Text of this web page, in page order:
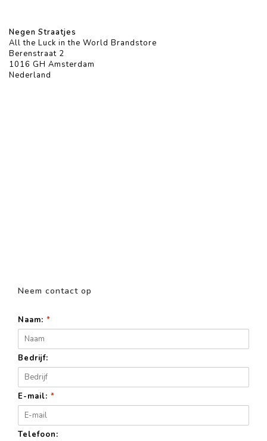
Negen Straatjes
All the Luck in the World Brandstore
Berenstraat 2
1016 GH Amsterdam
Nederland
Neem contact op
Naam: *
Bedrijf:
E-mail: *
Telefoon: